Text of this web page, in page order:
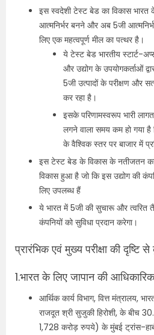
इस स्वदेशी टेस्ट बेड का विकास भारत के
आत्मनिर्भर बनने और अब 5जी
लिए एक महत्वपूर्ण मील का पत्थर है।
ये टेस्ट बेड भारतीय स्टार्ट-
और उद्योग के उपयोगकर्ताओं
5जी उत्पादों के परीक्षण और
कर रहा है।
इसके परिणामस्वरूप भारी
लगने वाला समय कम हो गया है
के वैश्विक स्तर पर बाजार में
इस टेस्ट बेड के विकास के नतीजतन कई
विकास हुआ है जो कि इस उद्योग की
लिए उपलब्ध हैं
ये भारत में 5जी की सुचारू और त्वरित
कंपनियों को सुविधा प्रदान करेगा।
प्रारंभिक एवं मुख्य परीक्षा की दृष्टि
1.भारत के लिए जापान की
आर्थिक कार्य विभाग, वित्त मंत्रालय,
राजदूत श्री सुजुकी हिरोशी, के बीच
1,728 करोड़ रुपये) के मुंबई ट्रांस-